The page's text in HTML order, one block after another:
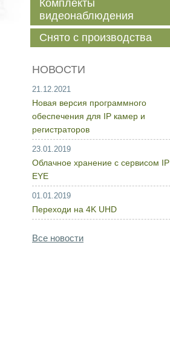
Комплекты
видеонаблюдения
Снято с производства
НОВОСТИ
21.12.2021
Новая версия программного
обеспечения для IP камер и
регистраторов
23.01.2019
Облачное хранение с сервисом IP
EYE
01.01.2019
Переходи на 4K UHD
Все новости